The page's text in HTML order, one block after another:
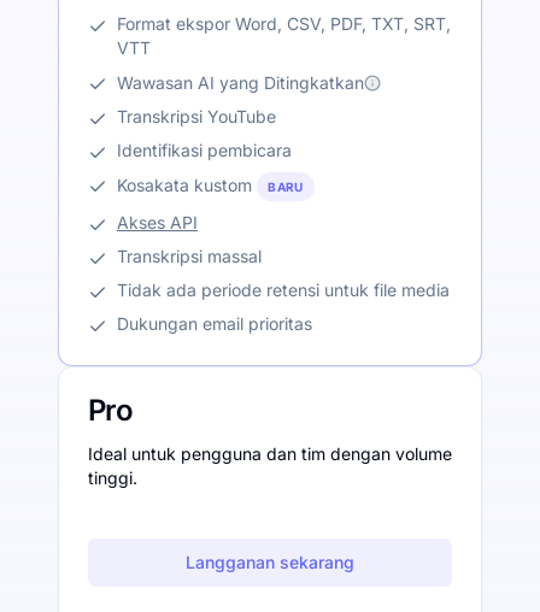
Format ekspor Word, CSV, PDF, TXT, SRT,
VTT
Wawasan AI yang Ditingkatkan
Transkripsi YouTube
Identifikasi pembicara
Kosakata kustom
BARU
Akses API
Transkripsi massal
Tidak ada periode retensi untuk file media
Dukungan email prioritas
Pro
Ideal untuk pengguna dan tim dengan volume
tinggi.
Langganan sekarang